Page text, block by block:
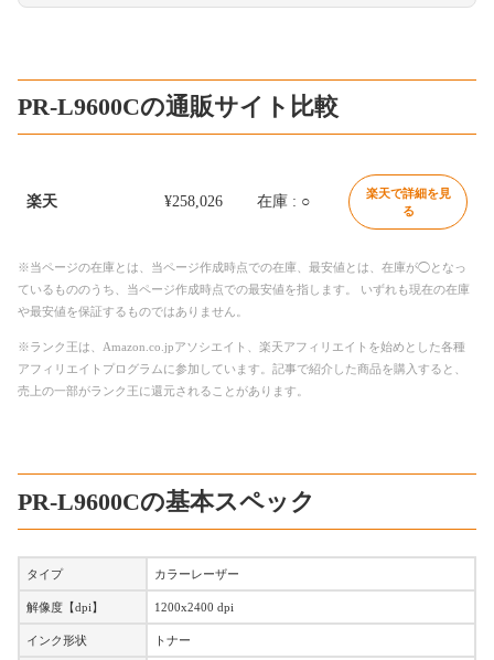
PR-L9600Cの通販サイト比較
楽天 ¥258,026 在庫 : ○
楽天で詳細を見
る
※当ページの在庫とは、当ページ作成時点での在庫、最安値とは、在庫が◯となっ
ているもののうち、当ページ作成時点での最安値を指します。 いずれも現在の在庫
や最安値を保証するものではありません。
※ランク王は、Amazon.co.jpアソシエイト、楽天アフィリエイトを始めとした各種
アフィリエイトプログラムに参加しています。記事で紹介した商品を購入すると、
売上の一部がランク王に還元されることがあります。
PR-L9600Cの基本スペック
タイプ カラーレーザー
解像度【dpi】 1200x2400 dpi
インク形状 トナー